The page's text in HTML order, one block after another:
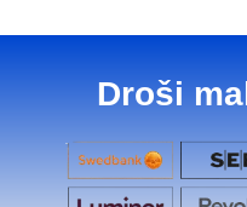
Droši